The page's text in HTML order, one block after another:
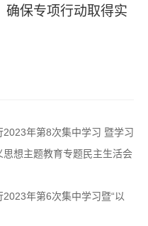
确保专项行动取得实
年第8次集中学习 暨学习
想主题教育专题民主生活会
年第6次集中学习暨“以